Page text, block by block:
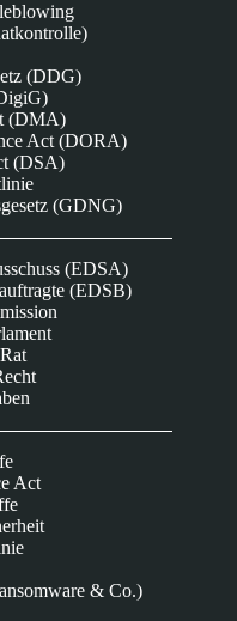
(DDG)
(DMA)
Act (DORA)
(DSA)
(GDNG)
(EDSA)
(EDSB)
Act
& Co.)